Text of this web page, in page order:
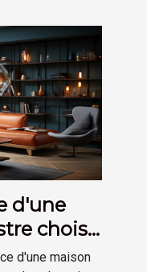
d'une
choisir
d'une maison